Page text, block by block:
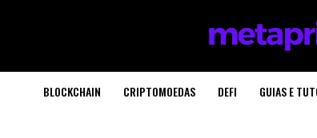
BLOCKCHAIN CRIPTOMOEDAS DEFI GUIAS E